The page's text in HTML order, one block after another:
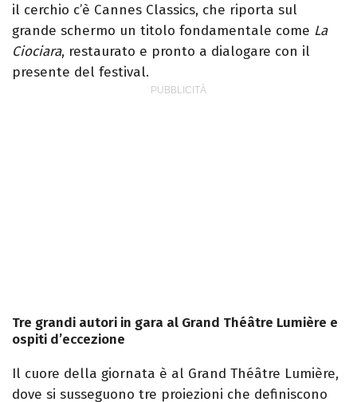
il cerchio c’è Cannes Classics, che riporta sul
grande schermo un titolo fondamentale come La
Ciociara, restaurato e pronto a dialogare con il
presente del festival.
Tre grandi autori in gara al Grand Théâtre Lumière e
ospiti d’eccezione
Il cuore della giornata è al Grand Théâtre Lumière,
dove si susseguono tre proiezioni che definiscono